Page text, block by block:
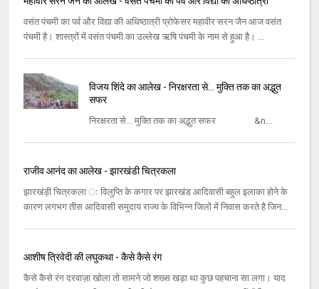
वसंत पंचमी का पर्व और विद्या की अधिष्ठात्री प्रोफेसर महावीर सरन जैन आज वसंत
पंचमी है। शास्त्रों में वसंत पंचमी का उल्लेख ऋषि पंचमी के नाम से हुआ है। ...
विजय शिंदे का आलेख - निरक्षरता से... मुक्ति तक का अद्भुत
सफर
निरक्षरता से... मुक्ति तक का अद्भुत सफर &n...
राजीव आनंद का आलेख - झारखंडी चित्रकला
झारखंड़ी चित्रकला ः विलुप्‍ति के कगार पर झारखंड आदिवासी बहुल इलाका होने के
कारण लगभग तीस आदिवासी समुदाय राज्‍य के विभिन्‍न जिलों में निवास करते है जिन...
आशीष त्रिवेदी की लघुकथा - कैसे कैसे रंग
कैसे कैसे रंग दरवाज़ा खोला तो सामने जो शख्स खड़ा था कुछ पहचाना सा लगा। याद